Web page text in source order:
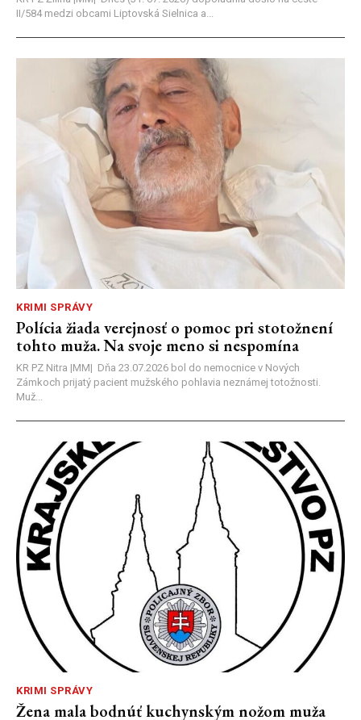
II/584 medzi obcami Liptovská Sielnica a...
KRIMI SPRÁVY
Polícia žiada verejnosť o pomoc pri stotožnení
tohto muža. Na svoje meno si nespomína
KR PZ Nitra |MM| Dňa 23.07.2026 bol do nemocnice v Nových
Zámkoch prijatý pacient mužského pohlavia neznámej totožnosti.
Muž...
KRIMI SPRÁVY
Žena mala bodnúť kuchynským nožom muža